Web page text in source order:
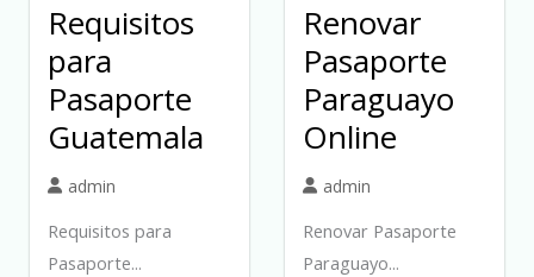
Requisitos
para
Pasaporte
Guatemala
admin
Requisitos para
Pasaporte...
Renovar
Pasaporte
Paraguayo
Online
admin
Renovar Pasaporte
Paraguayo...